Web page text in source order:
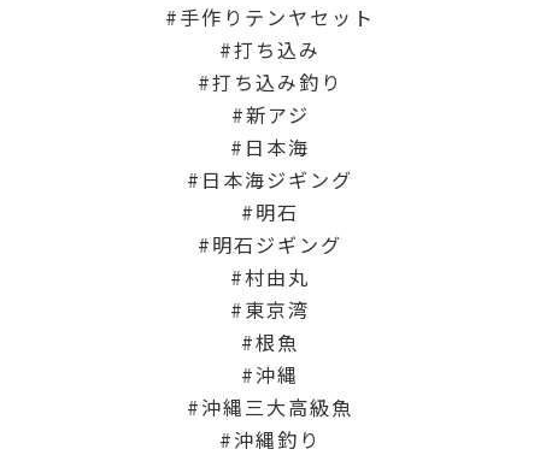
手作りテンヤセット
打ち込み
打ち込み釣り
新アジ
日本海
日本海ジギング
明石
明石ジギング
村由丸
東京湾
根魚
沖縄
沖縄三大高級魚
沖縄釣り